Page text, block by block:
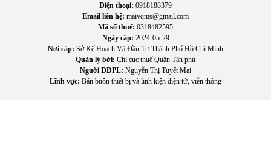
Bảng điều khiển rõ ràng, thao tác đơn giản nên người lớn
tuổi cũng có thể sử dụng dễ dàng.
Khoang lò thiết kế gọn gàng, bề mặt ít bám bẩn giúp vệ sinh
nhanh sau khi nấu nướng.
Thiết bị giúp tối ưu không gian bếp và tăng sự tiện nghi
trong sinh hoạt hằng ngày.
Điện thoại: 0918188379
Email liên hệ: maivqms@gmail.com
Mã số thuế: 0318482595
Ngày cấp: 2024-05-29
Nơi cấp: Sở Kế Hoạch Và Đầu Tư Thành Phố Hồ Chí Minh
Quản lý bởi: Chi cục thuế Quận Tân phú
Người ĐDPL: Nguyễn Thị Tuyết Mai
Lĩnh vực: Bán buôn thiết bị và linh kiện điện tử, viễn thông